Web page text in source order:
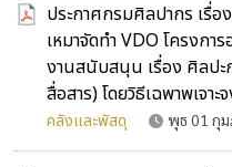
ประกาศกรมศิลปากร เรื่อ
เหมาจัดทำ VDO โครงก
งานสนับสนุน เรื่อง ศิลปะ
สื่อสาร) โดยวิธีเฉพาพเจา
คลังและพัสดุ
พุธ 01 กุ